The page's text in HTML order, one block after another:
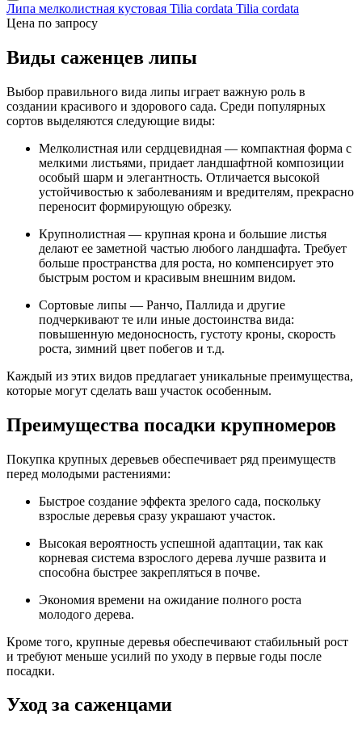
Липа мелколистная кустовая Tilia cordata Tilia cordata
Цена по запросу
Виды саженцев липы
Выбор правильного вида липы играет важную роль в
создании красивого и здорового сада. Среди популярных
сортов выделяются следующие виды:
Мелколистная или сердцевидная — компактная форма с
мелкими листьями, придает ландшафтной композиции
особый шарм и элегантность. Отличается высокой
устойчивостью к заболеваниям и вредителям, прекрасно
переносит формирующую обрезку.
Крупнолистная — крупная крона и большие листья
делают ее заметной частью любого ландшафта. Требует
больше пространства для роста, но компенсирует это
быстрым ростом и красивым внешним видом.
Сортовые липы — Ранчо, Паллида и другие
подчеркивают те или иные достоинства вида:
повышенную медоносность, густоту кроны, скорость
роста, зимний цвет побегов и т.д.
Каждый из этих видов предлагает уникальные преимущества,
которые могут сделать ваш участок особенным.
Преимущества посадки крупномеров
Покупка крупных деревьев обеспечивает ряд преимуществ
перед молодыми растениями:
Быстрое создание эффекта зрелого сада, поскольку
взрослые деревья сразу украшают участок.
Высокая вероятность успешной адаптации, так как
корневая система взрослого дерева лучше развита и
способна быстрее закрепляться в почве.
Экономия времени на ожидание полного роста
молодого дерева.
Кроме того, крупные деревья обеспечивают стабильный рост
и требуют меньше усилий по уходу в первые годы после
посадки.
Уход за саженцами